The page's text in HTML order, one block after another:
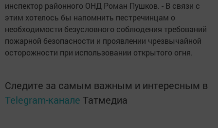
инспектор районного ОНД Роман Пушков. - В связи с
этим хотелось бы напомнить пестречинцам о
необходимости безусловного соблюдения требований
пожарной безопасности и проявлении чрезвычайной
осторожности при использовании открытого огня.
Следите за самым важным и интересным в
Telegram-канале Татмедиа